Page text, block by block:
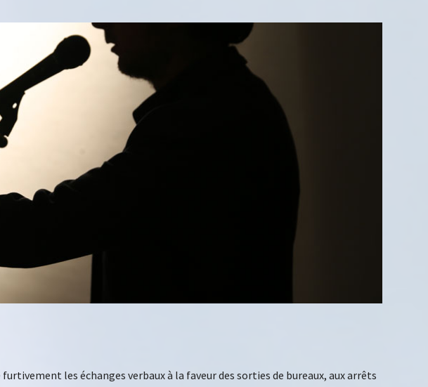
les échanges verbaux à la faveur des sorties de bureaux, aux arrêts